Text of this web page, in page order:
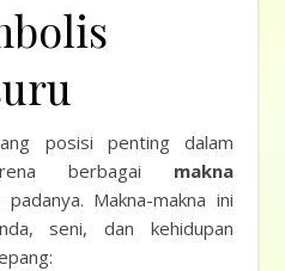
posisi penting dalam
berbagai makna
Makna-makna ini
seni, dan kehidupan